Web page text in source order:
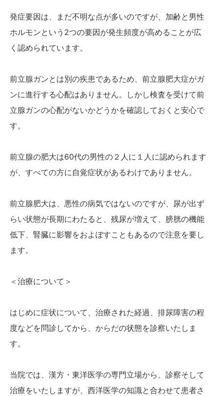
発症要因は、まだ不明な点が多いのですが、加齢と男性
ホルモンという2つの要因が発生頻度が高めることが広
く認められています。
前立腺ガンとは別の疾患であるため、前立腺肥大症がガ
ンに進行する心配はありません。しかし検査を受けて前
立腺ガンの心配がないかどうかを確認しておくと安心で
す。
前立腺の肥大は60代の男性の２人に１人に認められます
が、 すべての方に自覚症状があるわけでありません。
前立腺肥大は、悪性の病気ではないのですが、尿が出ず
らい状態が長期にわたると、残尿が増えて、膀胱の機能
低下、腎臓に影響をおよぼすこともあるので注意を要し
ます。
＜治療について＞
はじめに症状について、治療された経過、排尿障害の程
度などを問診してから、からだの状態を診察いたしま
す。
当院では、漢方・東洋医学の専門立場から、診察そして
治療をいたしますが、西洋医学の知識と合わせて患者さ